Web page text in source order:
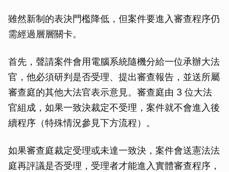
雖然新制的表決門檻降低，但案件要進入審查程序仍
需經過層層關卡。
首先，聲請案件會用電腦系統隨機分給一位承辦大法
官，他必須研判是否受理、提出審查報告，並送所屬
審查庭的其他大法官表示意見。審查庭由 3 位大法
官組成，如果一致決裁定不受理，案件就不會進入後
續程序（特殊情況參見下方流程）。
如果審查庭裁定受理或未達一致決，案件會送憲法法
庭再評議是否受理，受理者才能進入實體審查程序，